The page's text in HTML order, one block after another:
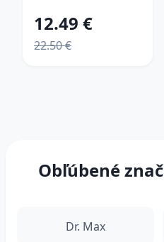
12.49 €
22.50 €
Obľúbené
Dr. Max